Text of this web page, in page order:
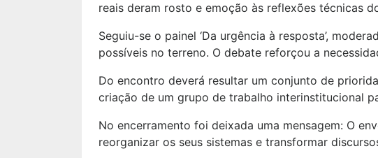
reais deram rosto e emoção às reflexões técnicas
Seguiu-se o painel ‘Da urgência à resposta’,
possíveis no terreno. O debate reforçou a
Do encontro deverá resultar um conjunto de
criação de um grupo de trabalho interinstitucional
No encerramento foi deixada uma mensagem: O
reorganizar os seus sistemas e transformar